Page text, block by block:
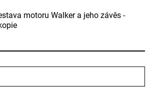
motoru Walker a jeho závěs -